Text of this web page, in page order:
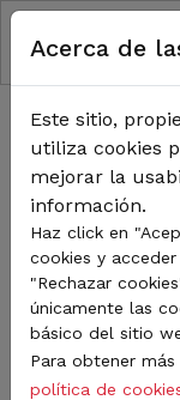
Pasar al contenido
RUTA DE
Inicio Noticias
TODA
Sigue de cerca
Aragón. Aquí
competiciones,
mucho más.
no te pierdas
Acerca de
Este sitio,
utiliza cookies
mejorar la
información.
Haz click en
cookies y
"Rechazar
únicamente las
básico del sitio
Para obtener
política de